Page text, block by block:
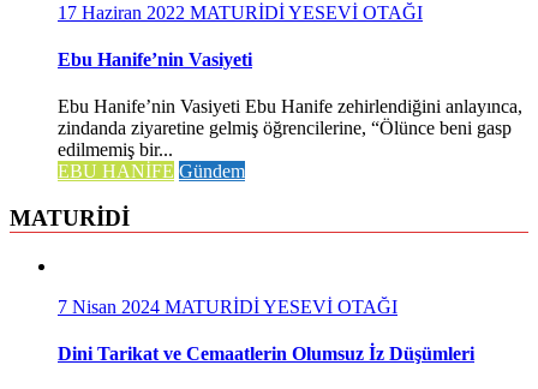
17 Haziran 2022 MATURİDİ YESEVİ OTAĞI
Ebu Hanife’nin Vasiyeti
Ebu Hanife’nin Vasiyeti Ebu Hanife zehirlendiğini anlayınca,
zindanda ziyaretine gelmiş öğrencilerine, “Ölünce beni gasp
edilmemiş bir...
EBU HANİFE Gündem
MATURİDİ
7 Nisan 2024 MATURİDİ YESEVİ OTAĞI
Dini Tarikat ve Cemaatlerin Olumsuz İz Düşümleri